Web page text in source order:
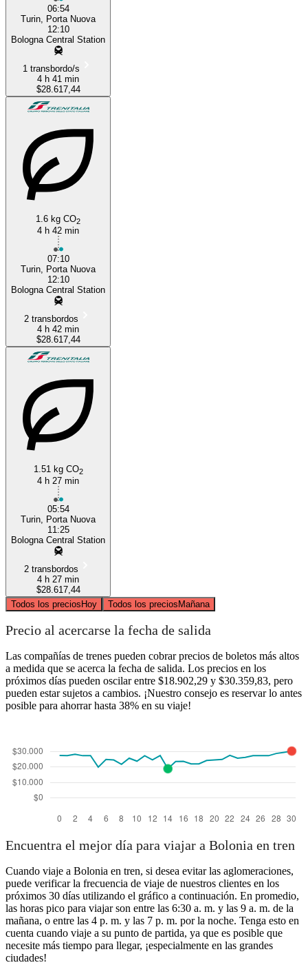
06:54
Turin, Porta Nuova
12:10
Bologna Central Station
1 transbordo/s
4 h 41 min
$28.617,44
1.6 kg CO2
4 h 42 min
07:10
Turin, Porta Nuova
12:10
Bologna Central Station
2 transbordos
4 h 42 min
$28.617,44
1.51 kg CO2
4 h 27 min
05:54
Turin, Porta Nuova
11:25
Bologna Central Station
2 transbordos
4 h 27 min
$28.617,44
Todos los preciosHoy Todos los preciosMañana
Precio al acercarse la fecha de salida
Las compañías de trenes pueden cobrar precios de boletos más altos
a medida que se acerca la fecha de salida. Los precios en los
próximos días pueden oscilar entre $18.902,29 y $30.359,83, pero
pueden estar sujetos a cambios. ¡Nuestro consejo es reservar lo antes
posible para ahorrar hasta 38% en su viaje!
Encuentra el mejor día para viajar a Bolonia en tren
Cuando viaje a Bolonia en tren, si desea evitar las aglomeraciones,
puede verificar la frecuencia de viaje de nuestros clientes en los
próximos 30 días utilizando el gráfico a continuación. En promedio,
las horas pico para viajar son entre las 6:30 a. m. y las 9 a. m. de la
mañana, o entre las 4 p. m. y las 7 p. m. por la noche. Tenga esto en
cuenta cuando viaje a su punto de partida, ya que es posible que
necesite más tiempo para llegar, ¡especialmente en las grandes
ciudades!